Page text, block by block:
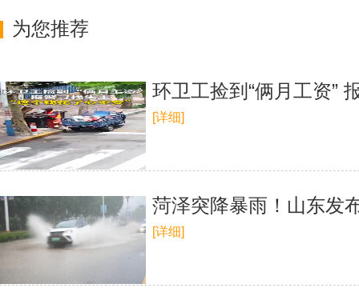
为您推荐
环卫工捡到“俩月工资”
[详细]
菏泽突降暴雨！山东发
[详细]